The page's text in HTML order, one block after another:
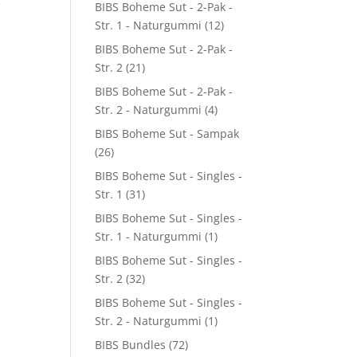
BIBS Boheme Sut - 2-Pak -
Str. 1 - Naturgummi (12)
BIBS Boheme Sut - 2-Pak -
Str. 2 (21)
BIBS Boheme Sut - 2-Pak -
Str. 2 - Naturgummi (4)
BIBS Boheme Sut - Sampak
(26)
BIBS Boheme Sut - Singles -
Str. 1 (31)
BIBS Boheme Sut - Singles -
Str. 1 - Naturgummi (1)
BIBS Boheme Sut - Singles -
Str. 2 (32)
BIBS Boheme Sut - Singles -
Str. 2 - Naturgummi (1)
BIBS Bundles (72)